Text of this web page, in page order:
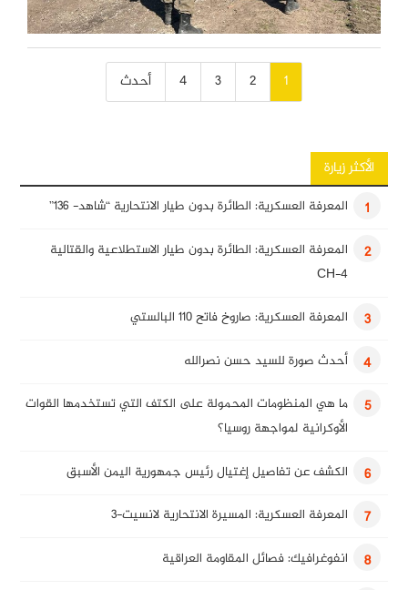
1
2
3
4 أحدث
الأكثر زيارة
1
المعرفة العسكرية: الطائرة بدون طيار الانتحارية “شاهد- 136”
2
المعرفة العسكرية: الطائرة بدون طيار الاستطلاعية والقتالية
CH-4
3 المعرفة العسكرية: صاروخ فاتح 110 البالستي
4 أحدث صورة للسيد حسن نصرالله
5
ما هي المنظومات المحمولة على الكتف التي تستخدمها القوات
الأوكرانية لمواجهة روسيا؟
6 الكشف عن تفاصيل إغتيال رئيس جمهورية اليمن الأسبق
7 المعرفة العسكرية: المسيرة الانتحارية لانسيت-3
8 انفوغرافيك: فصائل المقاومة العراقية